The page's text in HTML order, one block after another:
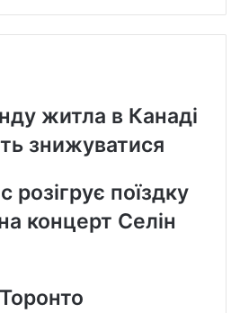
житла в Канаді
знижуватися
поїздку
концерт Селін